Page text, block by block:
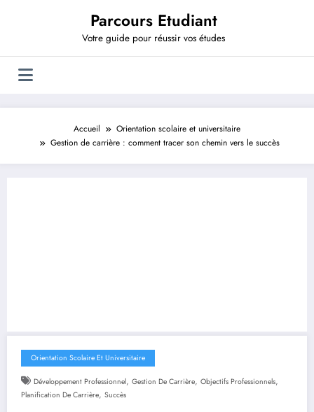
Parcours Etudiant
Votre guide pour réussir vos études
Accueil
Orientation scolaire et universitaire
Gestion de carrière : comment tracer son chemin vers le succès
Orientation Scolaire Et Universitaire
Développement Professionnel, Gestion De Carrière, Objectifs Professionnels,
Planification De Carrière, Succès